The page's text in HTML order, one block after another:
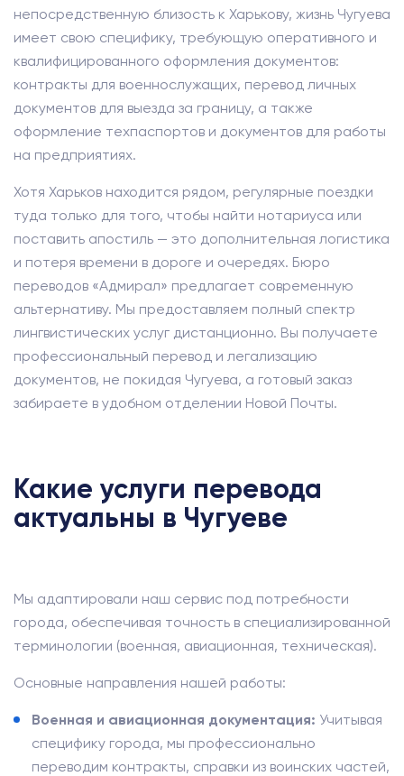
непосредственную близость к Харькову, жизнь Чугуева
имеет свою специфику, требующую оперативного и
квалифицированного оформления документов:
контракты для военнослужащих, перевод личных
документов для выезда за границу, а также
оформление техпаспортов и документов для работы
на предприятиях.
Хотя Харьков находится рядом, регулярные поездки
туда только для того, чтобы найти нотариуса или
поставить апостиль — это дополнительная логистика
и потеря времени в дороге и очередях. Бюро
переводов «Адмирал» предлагает современную
альтернативу. Мы предоставляем полный спектр
лингвистических услуг дистанционно. Вы получаете
профессиональный перевод и легализацию
документов, не покидая Чугуева, а готовый заказ
забираете в удобном отделении Новой Почты.
Какие услуги перевода
актуальны в Чугуеве
Мы адаптировали наш сервис под потребности
города, обеспечивая точность в специализированной
терминологии (военная, авиационная, техническая).
Основные направления нашей работы:
Военная и авиационная документация: Учитывая
специфику города, мы профессионально
переводим контракты, справки из воинских частей,